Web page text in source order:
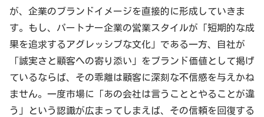
が、企業のブランドイメージを直接的に形成していきま
す。もし、パートナー企業の営業スタイルが「短期的な成
果を追求するアグレッシブな文化」である一方、自社が
「誠実さと顧客への寄り添い」をブランド価値として掲げ
ているならば、その乖離は顧客に深刻な不信感を与えかね
ません。一度市場に「あの会社は言うこととやることが違
う」という認識が広まってしまえば、その信頼を回復する